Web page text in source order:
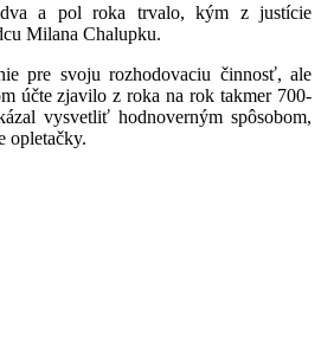
a pol roka trvalo, kým z justície
Milana Chalupku.
pre svoju rozhodovaciu činnosť, ale
účte zjavilo z roka na rok takmer 700-
vysvetliť hodnoverným spôsobom,
opletačky.